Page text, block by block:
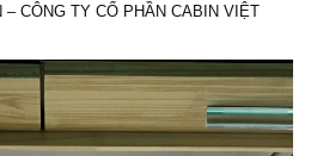
– CÔNG TY CỔ PHẦN CABIN VIỆT